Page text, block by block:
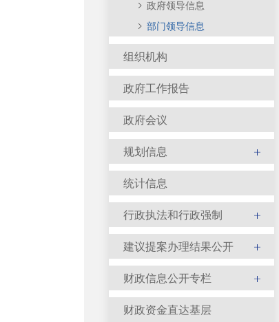
政府领导信息
部门领导信息
组织机构
政府工作报告
政府会议
规划信息
统计信息
行政执法和行政强制
建议提案办理结果公开
财政信息公开专栏
财政资金直达基层